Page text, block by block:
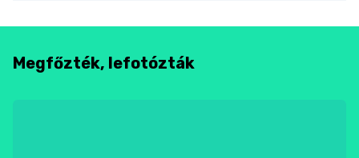
Megfőzték, lefotózták